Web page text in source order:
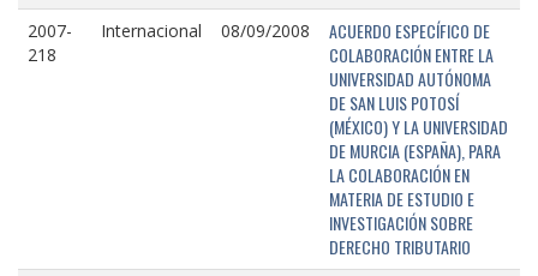
2007-
218
Internacional 08/09/2008
ACUERDO ESPECÍFICO DE
COLABORACIÓN ENTRE LA
UNIVERSIDAD AUTÓNOMA
DE SAN LUIS POTOSÍ
(MÉXICO) Y LA UNIVERSIDAD
DE MURCIA (ESPAÑA), PARA
LA COLABORACIÓN EN
MATERIA DE ESTUDIO E
INVESTIGACIÓN SOBRE
DERECHO TRIBUTARIO